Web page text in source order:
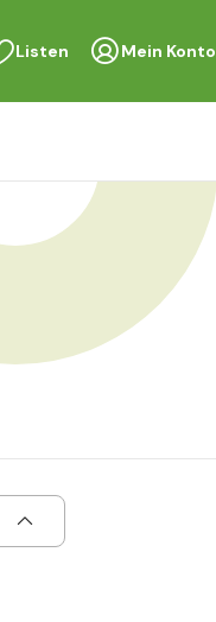
Listen Mein Konto